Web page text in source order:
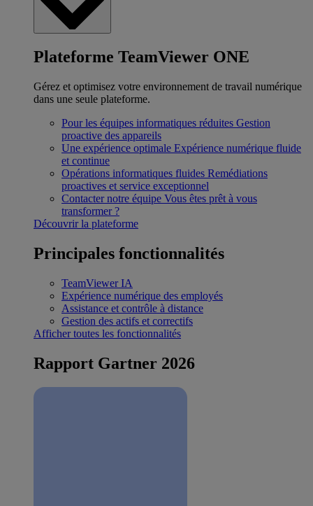
Plateforme TeamViewer ONE
Gérez et optimisez votre environnement de travail numérique
dans une seule plateforme.
Pour les équipes informatiques réduites Gestion
proactive des appareils
Une expérience optimale Expérience numérique fluide
et continue
Opérations informatiques fluides Remédiations
proactives et service exceptionnel
Contacter notre équipe Vous êtes prêt à vous
transformer ?
Découvrir la plateforme
Principales fonctionnalités
TeamViewer IA
Expérience numérique des employés
Assistance et contrôle à distance
Gestion des actifs et correctifs
Afficher toutes les fonctionnalités
Rapport Gartner 2026